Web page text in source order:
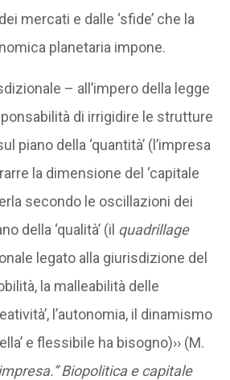
mercati e dalle ‘sfide’ che la
planetaria impone.
– all’impero della legge
di irrigidire le strutture
piano della ‘quantità’ (l’impresa
la dimensione del ‘capitale
secondo le oscillazioni dei
della ‘qualità’ (il quadrillage
legato alla giurisdizione del
la malleabilità delle
l’autonomia, il dinamismo
e flessibile ha bisogno)›› (M.
Biopolitica e capitale